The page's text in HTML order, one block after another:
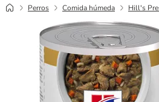
Perros Comida húmeda Hill's